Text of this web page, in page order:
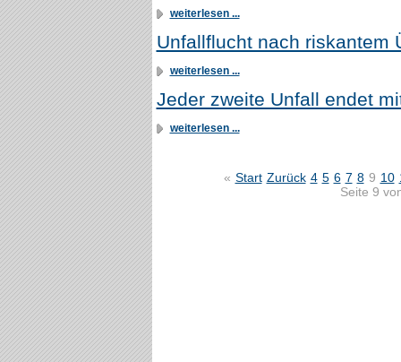
weiterlesen ...
Unfallflucht nach riskantem
weiterlesen ...
Jeder zweite Unfall endet
weiterlesen ...
« Start Zurück 4 5 6 7 8 9 10
Seite 9